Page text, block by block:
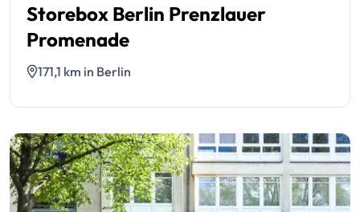
Storebox Berlin Prenzlauer
Promenade
171,1 km in Berlin